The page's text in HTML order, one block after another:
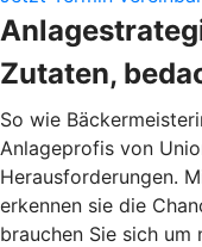
Zutaten,
So wie
Anlageprofis von
Herausforderungen.
erkennen sie die
brauchen Sie sich